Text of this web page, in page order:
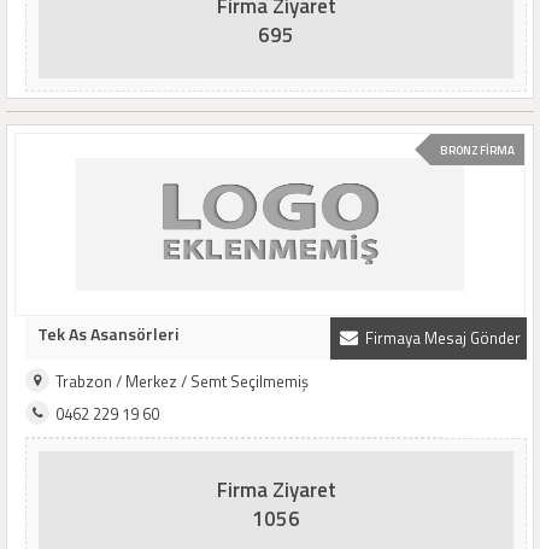
695
BRONZ FİRMA
Firmaya Mesaj Gönder
Tek As Asansörleri
Trabzon / Merkez / Semt Seçilmemiş
0462 229 19 60
Firma Ziyaret
1056